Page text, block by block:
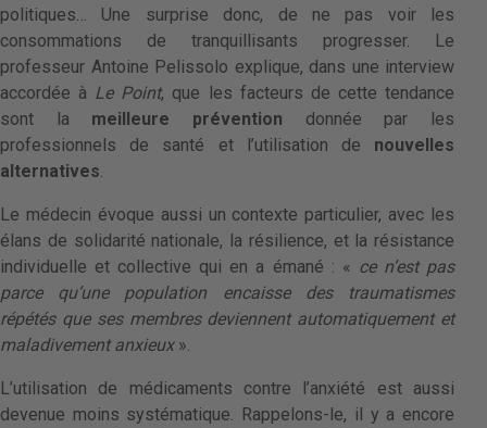
politiques… Une surprise donc, de ne pas voir les
consommations de tranquillisants progresser. Le
professeur Antoine Pelissolo explique, dans une interview
accordée à Le Point, que les facteurs de cette tendance
sont la meilleure prévention donnée par les
professionnels de santé et l’utilisation de nouvelles
alternatives.
Le médecin évoque aussi un contexte particulier, avec les
élans de solidarité nationale, la résilience, et la résistance
individuelle et collective qui en a émané : « ce n’est pas
parce qu’une population encaisse des traumatismes
répétés que ses membres deviennent automatiquement et
maladivement anxieux».
L’utilisation de médicaments contre l’anxiété est aussi
devenue moins systématique. Rappelons-le, il y a encore